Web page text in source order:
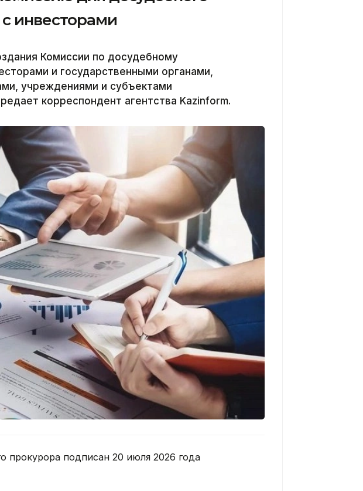
инвесторами
Комиссии по досудебному
и государственными органами,
учреждениями и субъектами
корреспондент агентства Kazinform.
прокурора подписан 20 июля 2026 года